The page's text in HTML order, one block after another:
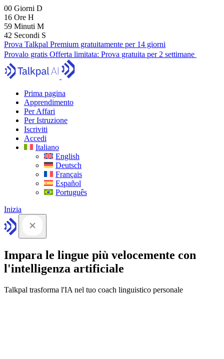
00 Giorni D
16 Ore H
59 Minuti M
41 Secondi S
Prova Talkpal Premium gratuitamente per 14 giorni
Provalo gratis Offerta limitata: Prova gratuita per 2 settimane
Prima pagina
Apprendimento
Per Affari
Per Istruzione
Iscriviti
Accedi
Italiano
English
Deutsch
Français
Español
Português
Inizia
Impara le lingue più velocemente con
l'intelligenza artificiale
Talkpal trasforma l'IA nel tuo coach linguistico personale